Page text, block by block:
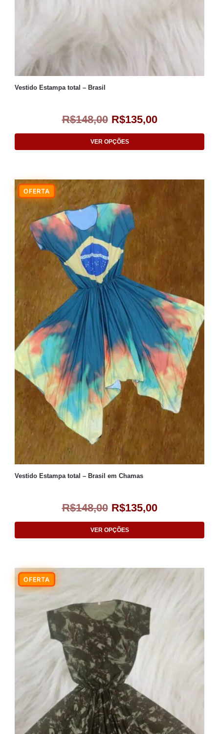
Vestido Estampa total – Brasil
R$148,00 R$135,00
VER OPÇÕES
-9%
Vestido Estampa total – Brasil em Chamas
R$148,00 R$135,00
VER OPÇÕES
-9%